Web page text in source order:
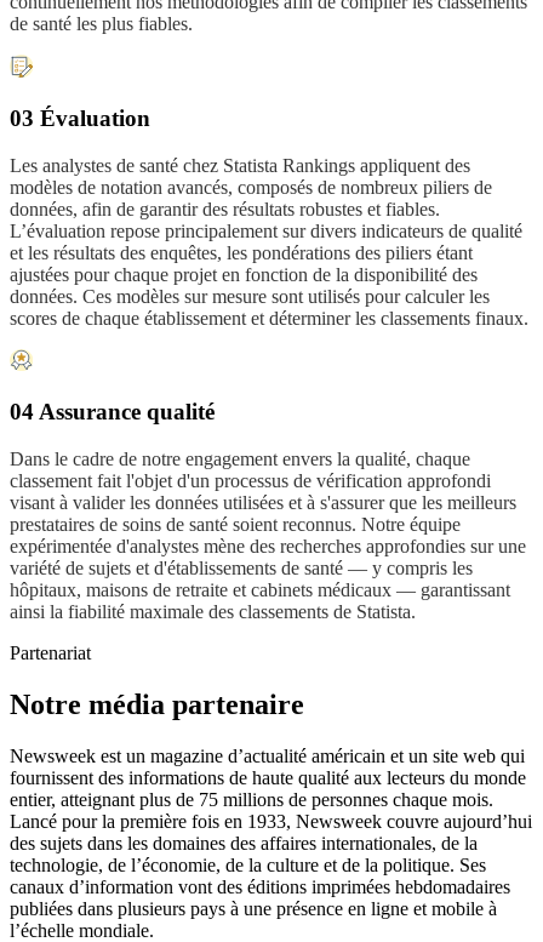
de santé les plus fiables.
03 Évaluation
Les analystes de santé chez Statista Rankings appliquent des
modèles de notation avancés, composés de nombreux piliers de
données, afin de garantir des résultats robustes et fiables.
L’évaluation repose principalement sur divers indicateurs de qualité
et les résultats des enquêtes, les pondérations des piliers étant
ajustées pour chaque projet en fonction de la disponibilité des
données. Ces modèles sur mesure sont utilisés pour calculer les
scores de chaque établissement et déterminer les classements finaux.
04 Assurance qualité
Dans le cadre de notre engagement envers la qualité, chaque
classement fait l'objet d'un processus de vérification approfondi
visant à valider les données utilisées et à s'assurer que les meilleurs
prestataires de soins de santé soient reconnus. Notre équipe
expérimentée d'analystes mène des recherches approfondies sur une
variété de sujets et d'établissements de santé — y compris les
hôpitaux, maisons de retraite et cabinets médicaux — garantissant
ainsi la fiabilité maximale des classements de Statista.
Partenariat
Notre média partenaire
Newsweek est un magazine d’actualité américain et un site web qui
fournissent des informations de haute qualité aux lecteurs du monde
entier, atteignant plus de 75 millions de personnes chaque mois.
Lancé pour la première fois en 1933, Newsweek couvre aujourd’hui
des sujets dans les domaines des affaires internationales, de la
technologie, de l’économie, de la culture et de la politique. Ses
canaux d’information vont des éditions imprimées hebdomadaires
publiées dans plusieurs pays à une présence en ligne et mobile à
l’échelle mondiale.